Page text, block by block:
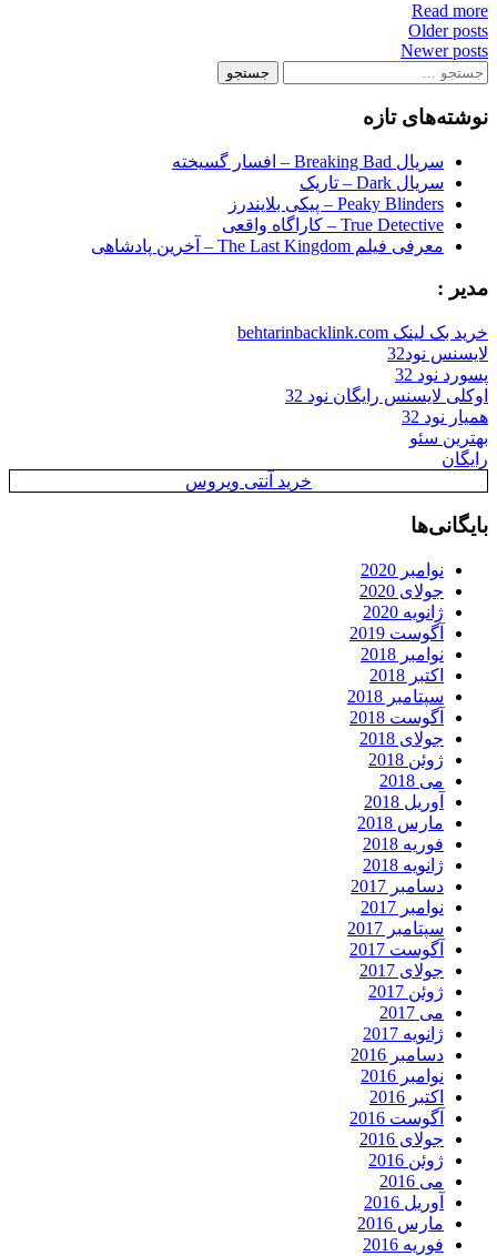
Read more
Posts
navigation
Older posts
Newer posts
جستجو
نوشته‌های تازه
سریال Breaking Bad – افسار گسیخته
سریال Dark – تاریک
Peaky Blinders – پیکی بلایندرز
True Detective – کاراگاه واقعی
معرفی فیلم The Last Kingdom – آخرین پادشاهی
مدیر :
خرید بک لینک behtarinbacklink.com
لایسنس نود32
پسورد نود 32
اوکلی لایسنس رایگان نود 32
همیار نود 32
بهترین سئو
رایگان
خرید آنتی ویروس
بایگانی‌ها
نوامبر 2020
جولای 2020
ژانویه 2020
آگوست 2019
نوامبر 2018
اکتبر 2018
سپتامبر 2018
آگوست 2018
جولای 2018
ژوئن 2018
می 2018
آوریل 2018
مارس 2018
فوریه 2018
ژانویه 2018
دسامبر 2017
نوامبر 2017
سپتامبر 2017
آگوست 2017
جولای 2017
ژوئن 2017
می 2017
ژانویه 2017
دسامبر 2016
نوامبر 2016
اکتبر 2016
آگوست 2016
جولای 2016
ژوئن 2016
می 2016
آوریل 2016
مارس 2016
فوریه 2016